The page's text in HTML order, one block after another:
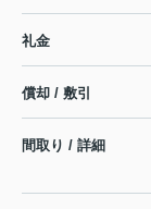
礼金
償却 / 敷引
間取り / 詳細